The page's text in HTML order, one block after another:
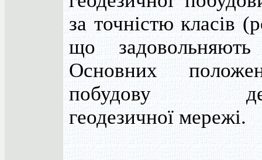
за точністю класів
що
Основних
побудову
геодезичної мережі.